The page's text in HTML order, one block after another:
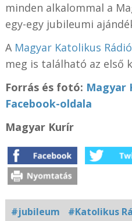
minden alkalommal a
egy-egy jubileumi
A Magyar Katolikus
meg is található az első
Forrás és fotó: Magyar
Facebook-oldala
Magyar Kurír
#jubileum #Katolikus